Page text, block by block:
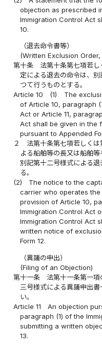
objection as prescribed
Immigration Control Act
10.
（退去命令書等）
(Written Exclusion Order,
第十条
法第十条第七項若
定による退去の命令は、
つて行うものとする。
Article 10
(1)
The
of Article 10, paragraph
Act or Article 11,
Act shall be given in the
pursuant to Appended
２
法第十条第七項若しく
よる船舶等の長又は船舶
別記第十二号様式による
る。
(2)
The notice to the
carrier who operates
provision of Article 10,
Immigration Control Act
Immigration Control Act
written notice of
Form 12.
（異議の申出）
(Filing of an Objection)
第十一条
法第十一条第一
三号様式による異議申出
い。
Article 11
An objection
paragraph (1) of the
submitting a written
13.